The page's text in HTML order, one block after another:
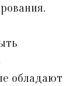
обладают